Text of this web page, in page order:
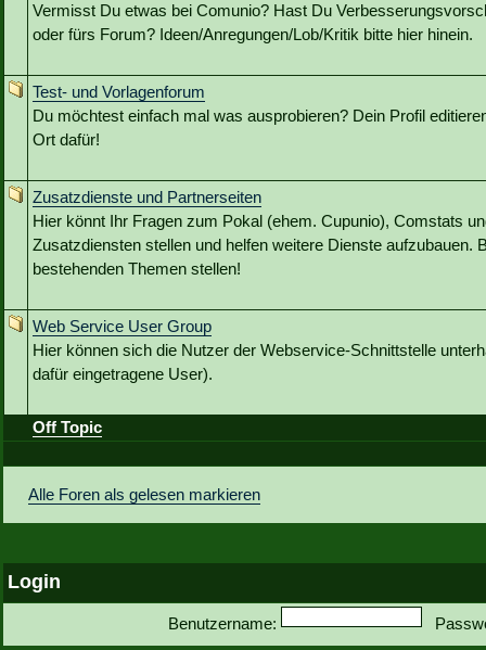
Vermisst Du etwas bei Comunio? Hast Du
oder fürs Forum? Ideen/Anregungen/Lob/Kritik bitte hier hinein.
Test- und Vorlagenforum
Du möchtest einfach mal was ausprobieren? Dein Profil
Ort dafür!
Zusatzdienste und Partnerseiten
Hier könnt Ihr Fragen zum Pokal (ehem. Cupunio), Comstats
Zusatzdiensten stellen und helfen weitere Dienste aufzubauen.
bestehenden Themen stellen!
Web Service User Group
Hier können sich die Nutzer der Webservice-Schnittstelle
dafür eingetragene User).
Off Topic
Alle Foren als gelesen markieren
Login
Benutzername: